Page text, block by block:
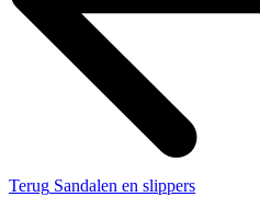
Terug Sandalen en slippers